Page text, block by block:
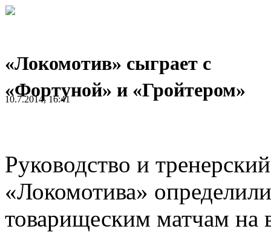
«Локомотив» сыграет с
«Фортуной» и «Гройтером»
10.7.2014, 16:41
Руководство и
«Локомотива»
товарищеским матчам на